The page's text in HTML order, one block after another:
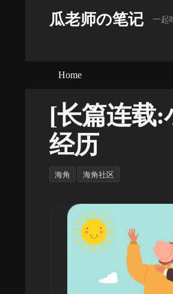
瓜老师の笔记 一起
Home
[长篇连载
经历
海角 海角社区